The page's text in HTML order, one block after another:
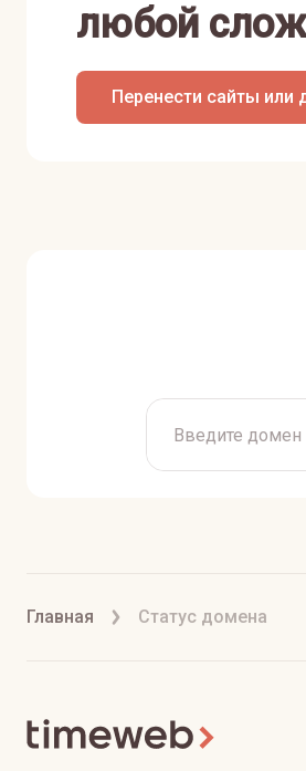
любой
Перенести сайты или
Главная Статус домена